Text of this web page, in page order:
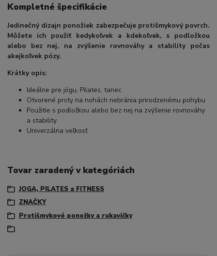
Kompletné špecifikácie
Jedinečný dizajn ponožiek zabezpečuje protišmykový povrch.
Môžete ich použiť kedykoľvek a kdekoľvek, s podložkou
alebo bez nej, na zvýšenie rovnováhy a stability počas
akejkoľvek pózy.
Krátky opis:
Ideálne pre jógu, Pilates, tanec
Otvorené prsty na nohách nebránia prirodzenému pohybu
Použitie s podložkou alebo bez nej na zvýšenie rovnováhy
a stability
Univerzálna veľkosť
Tovar zaradený v kategóriách
JOGA, PILATES a FITNESS
ZNAČKY
Protišmykové ponožky a rukavičky